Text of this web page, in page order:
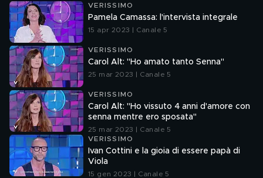
VERISSIMO
Pamela Camassa: l'intervista integrale
15 apr 2023 | Canale 5
VERISSIMO
Carol Alt: "Ho amato tanto Senna"
25 mar 2023 | Canale 5
VERISSIMO
Carol Alt: "Ho vissuto 4 anni d'amore con
senna mentre ero sposata"
25 mar 2023 | Canale 5
VERISSIMO
Ivan Cottini e la gioia di essere papà di
Viola
15 gen 2023 | Canale 5